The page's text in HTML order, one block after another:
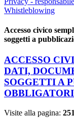
Whistleblowing
Accesso civico
soggetti a
ACCESSO
DATI,
SOGGETTI A
Visite alla pagina: 251